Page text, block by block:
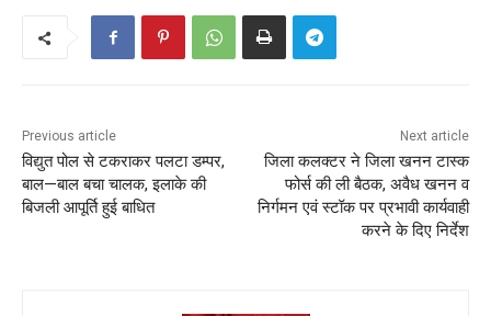
Previous article
विद्युत पोल से टकराकर पलटा डम्पर,
बाल—बाल बचा चालक, इलाके की
बिजली आपूर्ति हुई बाधित
Next article
जिला कलक्टर ने जिला खनन टास्क
फोर्स की ली बैठक, अवैध खनन व
निर्गमन एवं स्टॉक पर प्रभावी कार्यवाही
करने के दिए निर्देश